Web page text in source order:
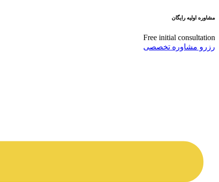
مشاوره اولیه رایگان
Free initial consultation
رزرو مشاوره تخصصی